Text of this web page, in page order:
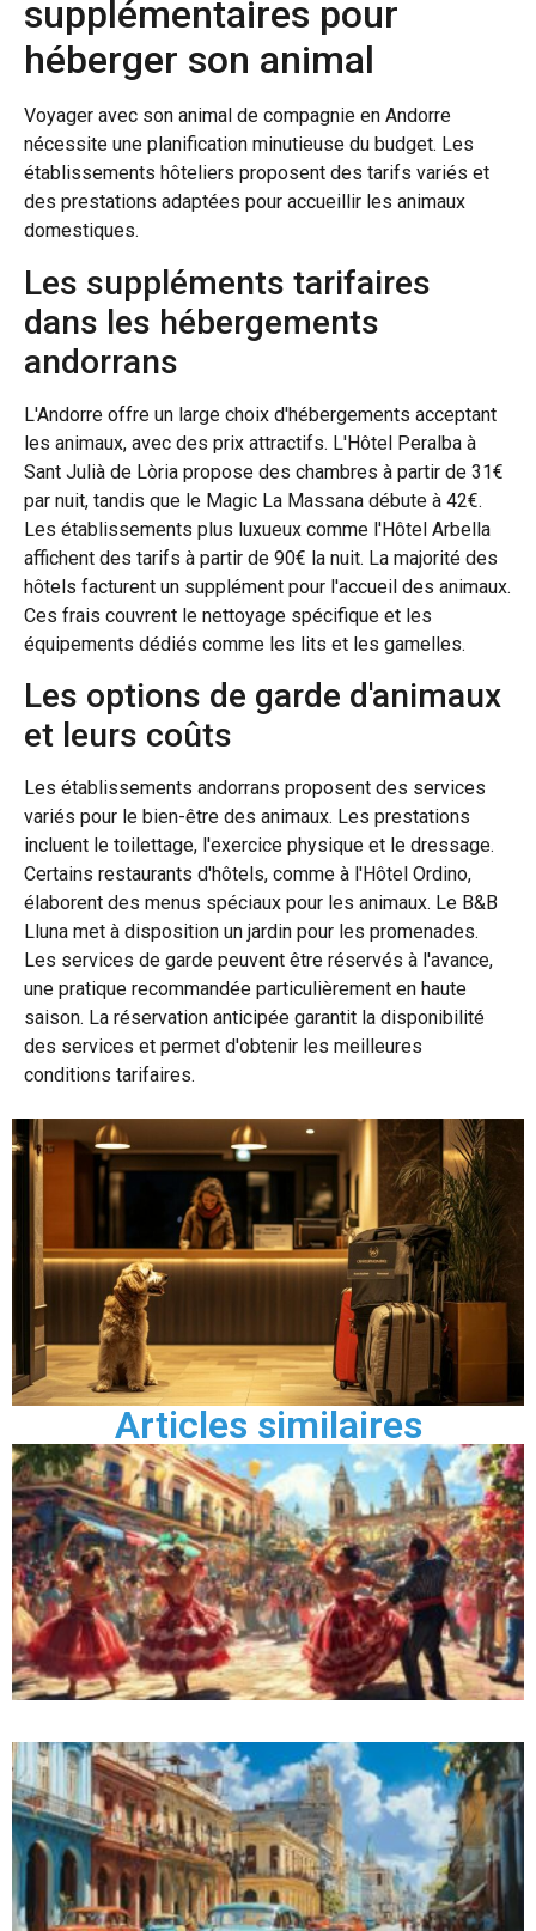
supplémentaires pour
héberger son animal
Voyager avec son animal de compagnie en Andorre
nécessite une planification minutieuse du budget. Les
établissements hôteliers proposent des tarifs variés et
des prestations adaptées pour accueillir les animaux
domestiques.
Les suppléments tarifaires
dans les hébergements
andorrans
L'Andorre offre un large choix d'hébergements acceptant
les animaux, avec des prix attractifs. L'Hôtel Peralba à
Sant Julià de Lòria propose des chambres à partir de 31€
par nuit, tandis que le Magic La Massana débute à 42€.
Les établissements plus luxueux comme l'Hôtel Arbella
affichent des tarifs à partir de 90€ la nuit. La majorité des
hôtels facturent un supplément pour l'accueil des animaux.
Ces frais couvrent le nettoyage spécifique et les
équipements dédiés comme les lits et les gamelles.
Les options de garde d'animaux
et leurs coûts
Les établissements andorrans proposent des services
variés pour le bien-être des animaux. Les prestations
incluent le toilettage, l'exercice physique et le dressage.
Certains restaurants d'hôtels, comme à l'Hôtel Ordino,
élaborent des menus spéciaux pour les animaux. Le B&B
Lluna met à disposition un jardin pour les promenades.
Les services de garde peuvent être réservés à l'avance,
une pratique recommandée particulièrement en haute
saison. La réservation anticipée garantit la disponibilité
des services et permet d'obtenir les meilleures
conditions tarifaires.
Articles similaires